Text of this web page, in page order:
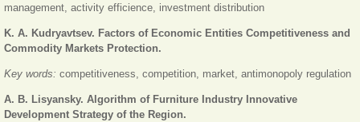
management, activity efficience, investment distribution
K. A. Kudryavtsev. Factors of Economic Entities Competitiveness and
Commodity Markets Protection.
Key words: competitiveness, competition, market, antimonopoly regulation
A. B. Lisyansky. Algorithm of Furniture Industry Innovative
Development Strategy of the Region.